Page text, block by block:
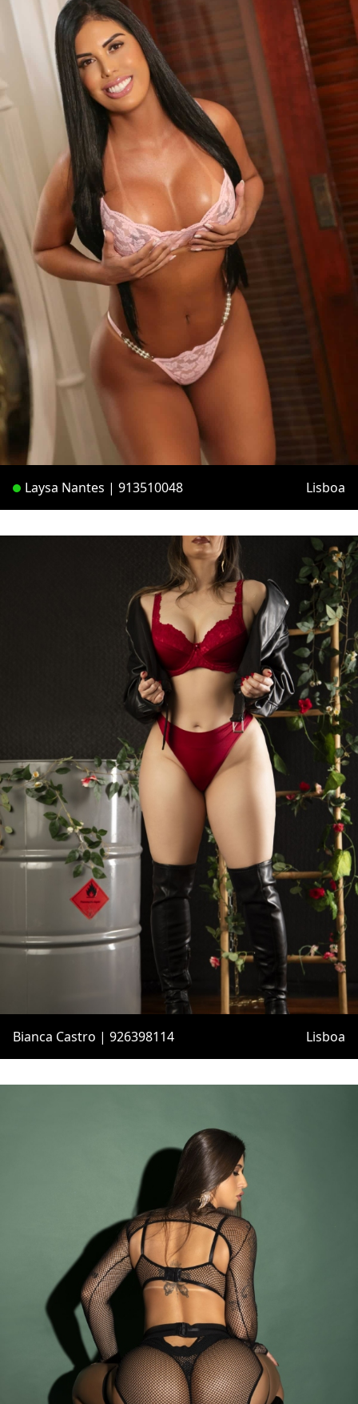
Laysa Nantes | 913510048 Lisboa
Bianca Castro | 926398114 Lisboa